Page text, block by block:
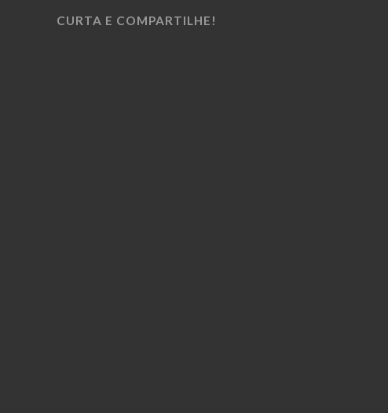
CURTA E COMPARTILHE!